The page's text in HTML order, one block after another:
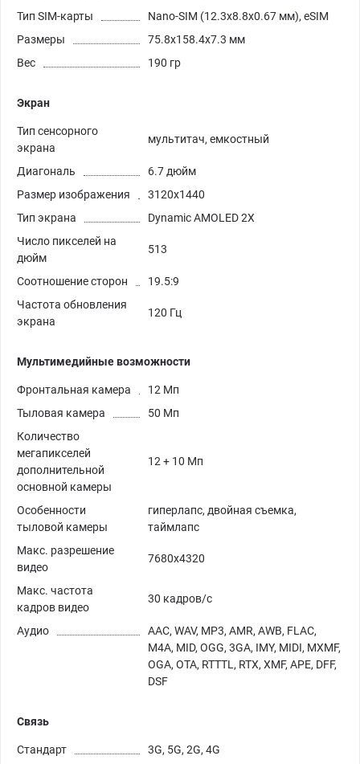
Тип SIM-карты
Nano-SIM (12.3x8.8x0.67 мм), eSIM
Размеры
75.8x158.4x7.3 мм
Вес
190 гр
Экран
Тип сенсорного
экрана
мультитач, емкостный
Диагональ
6.7 дюйм
Размер изображения
3120x1440
Тип экрана
Dynamic AMOLED 2X
Число пикселей на
дюйм
513
Соотношение сторон
19.5:9
Частота обновления
экрана
120 Гц
Мультимедийные возможности
Фронтальная камера
12 Мп
Тыловая камера
50 Мп
Количество
мегапикселей
дополнительной
основной камеры
12 + 10 Мп
Особенности
тыловой камеры
гиперлапс, двойная съемка,
таймлапс
Макс. разрешение
видео
7680x4320
Макс. частота
кадров видео
30 кадров/с
Аудио
AAC, WAV, MP3, AMR, AWB, FLAC,
M4A, MID, OGG, 3GA, IMY, MIDI, MXMF,
OGA, OTA, RTTTL, RTX, XMF, APE, DFF,
DSF
Связь
Стандарт 3G, 5G, 2G, 4G